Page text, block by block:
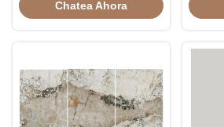
onza del mago resistente
Chatea Ahora